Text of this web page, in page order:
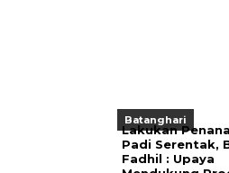
Batanghari
Lakukan
Padi Serentak,
Fadhil : Upaya